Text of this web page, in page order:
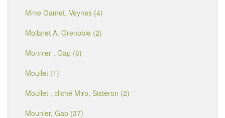
Mme Gamet, Veynes (4)
Mollaret A, Grenoble (2)
Monnier , Gap (6)
Moullet (1)
Moullet , cliché Miro, Sisteron (2)
Mounier, Gap (37)